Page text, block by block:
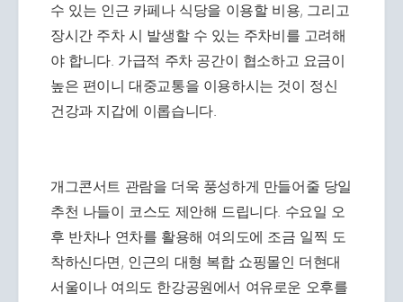
수 있는 인근 카페나 식당을 이용할 비용, 그리고
장시간 주차 시 발생할 수 있는 주차비를 고려해
야 합니다. 가급적 주차 공간이 협소하고 요금이
높은 편이니 대중교통을 이용하시는 것이 정신
건강과 지갑에 이롭습니다.
개그콘서트 관람을 더욱 풍성하게 만들어줄 당일
추천 나들이 코스도 제안해 드립니다. 수요일 오
후 반차나 연차를 활용해 여의도에 조금 일찍 도
착하신다면, 인근의 대형 복합 쇼핑몰인 더현대
서울이나 여의도 한강공원에서 여유로운 오후를